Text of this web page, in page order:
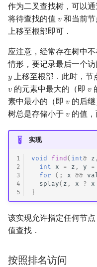
作为二叉查找树，可以通
将待查找的值 𝑣
v和当前节
上移至根部即可．
应注意，经常存在树中
情形，要记录最后一个
𝑦
y上移至根部．此时，节
𝑣
v的元素中最大的（即 𝑣
v
素中最小的（即 𝑣
v的后继
树总是存储小于 𝑣
v的值，
实现
1
2
3
4
5
void find( int& z ,
int
x = z , y =
for
(; x && val
splay( z , x ? x
}
该实现允许指定任何节点
值查找．
按照排名访问